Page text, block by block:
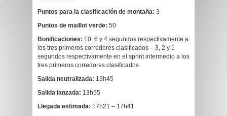
Puntos para la clasificación de montaña: 3
Puntos de maillot verde: 50
Bonificaciones: 10, 6 y 4 segundos respectivamente a
los tres primeros corredores clasificados – 3, 2 y 1
segundos respectivamente en el sprint intermedio a los
tres primeros corredores clasificados
Salida neutralizada: 13h45
Salida lanzada: 13h55
Llegada estimada: 17h21 – 17h41